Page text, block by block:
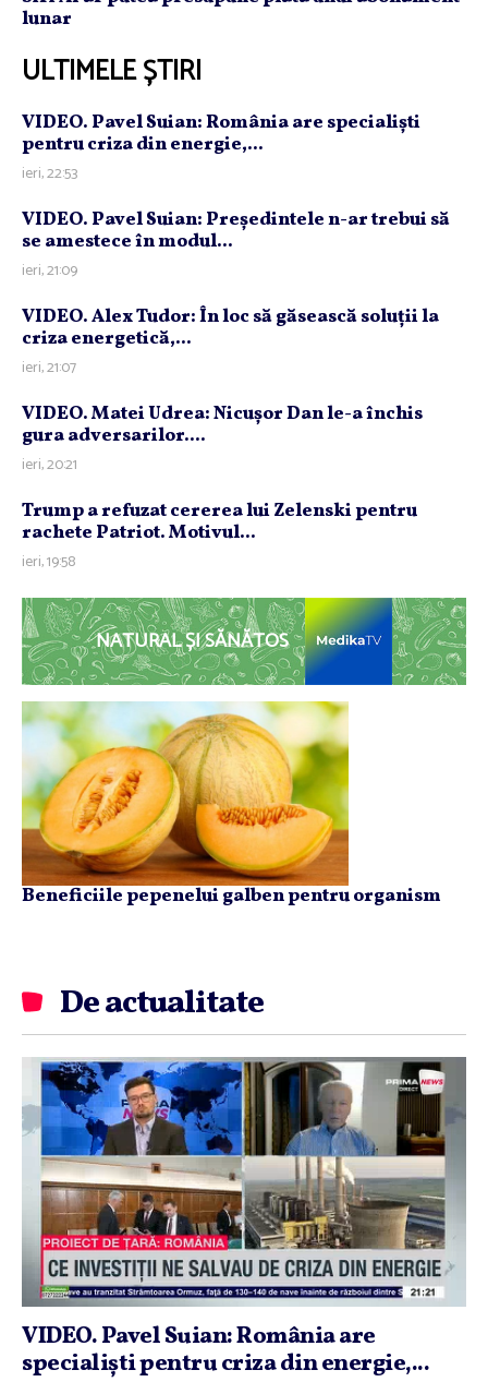
lunar
ULTIMELE ȘTIRI
VIDEO. Pavel Suian: România are specialişti
pentru criza din energie,...
ieri, 22:53
VIDEO. Pavel Suian: Preşedintele n-ar trebui să
se amestece în modul...
ieri, 21:09
VIDEO. Alex Tudor: În loc să găsească soluţii la
criza energetică,...
ieri, 21:07
VIDEO. Matei Udrea: Nicuşor Dan le-a închis
gura adversarilor....
ieri, 20:21
Trump a refuzat cererea lui Zelenski pentru
rachete Patriot. Motivul...
ieri, 19:58
NATURAL ȘI SĂNĂTOS
Beneficiile pepenelui galben pentru organism
De actualitate
VIDEO. Pavel Suian: România are
specialişti pentru criza din energie,...